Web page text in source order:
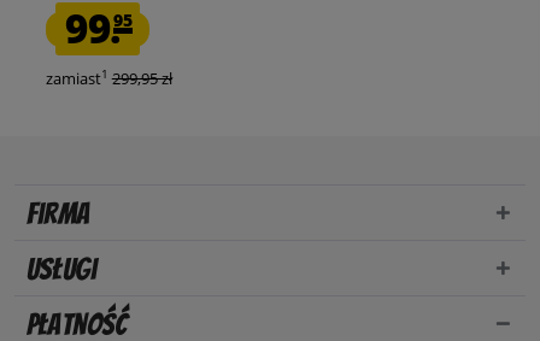
99.95
zamiast1 299,95 zł
Firma
Usługi
Płatność